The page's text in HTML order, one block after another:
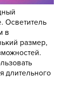
Осветитель
в
размер,
длительного